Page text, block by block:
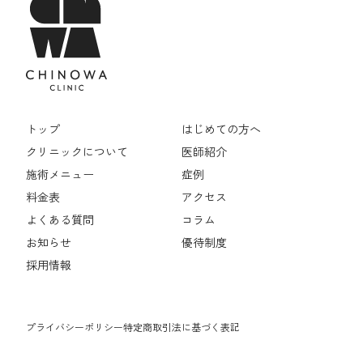
トップ
はじめての方へ
クリニックについて
医師紹介
施術メニュー
症例
料金表
アクセス
よくある質問
コラム
お知らせ
優待制度
採用情報
プライバシーポリシー特定商取引法に基づく表記